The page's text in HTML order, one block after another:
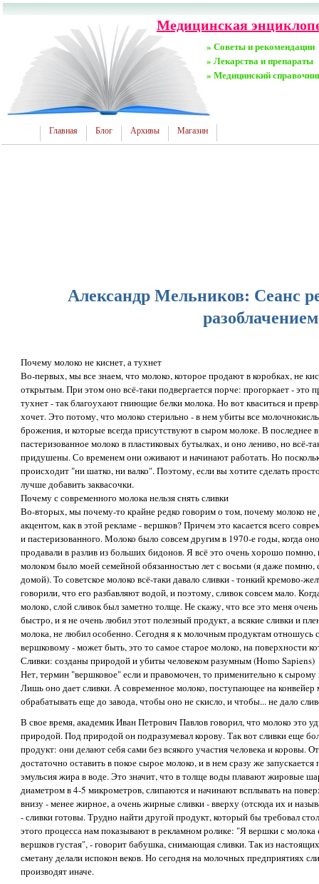
Медицинская
» Советы и рекомендации
» Лекарства и препараты
» Медицинский
Главная Блог Архивы Магазин
Александр Мельников: Сеанс
разоблачением
Почему молоко не киснет, а тухнет
Во-первых, мы все знаем, что молоко, которое продают в коробках, не
открытым. При этом оно всё-таки подвергается порче: прогоркает - это
тухнет - так благоухают гниющие белки молока. Но вот кваситься и
хочет. Это потому, что молоко стерильно - в нем убиты все
брожения, и которые всегда присутствуют в сыром молоке. В последнее
пастеризованное молоко в пластиковых бутылках, и оно лениво, но всё-
придушены. Со временем они оживают и начинают работать. Но
происходит "ни шатко, ни валко". Поэтому, если вы хотите сделать
лучше добавить заквасочки.
Почему с современного молока нельзя снять сливки
Во-вторых, мы почему-то крайне редко говорим о том, почему молоко не
акцентом, как в этой рекламе - вершков? Причем это касается всего
и пастеризованного. Молоко было совсем другим в 1970-е годы, когда
продавали в разлив из больших бидонов. Я всё это очень хорошо помню,
молоком было моей семейной обязанностью лет с восьми (я даже помню,
домой). То советское молоко всё-таки давало сливки - тонкий кремово-
говорили, что его разбавляют водой, и поэтому, сливок совсем мало.
молоко, слой сливок был заметно толще. Не скажу, что все это меня
быстро, и я не очень любил этот полезный продукт, а всякие сливки и
молока, не любил особенно. Сегодня я к молочным продуктам отношусь
вершковому - может быть, это то самое старое молоко, на поверхности
Сливки: созданы природой и убиты человеком разумным (Homo Sapiens)
Нет, термин "вершковое" если и правомочен, то применительно к
Лишь оно дает сливки. А современное молоко, поступающее на конвейер
обрабатывать еще до завода, чтобы оно не скисло, и чтобы... не дало
В свое время, академик Иван Петрович Павлов говорил, что молоко это
природой. Под природой он подразумевал корову. Так вот сливки еще
продукт: они делают себя сами без всякого участия человека и коровы.
достаточно оставить в покое сырое молоко, и в нем сразу же
эмульсия жира в воде. Это значит, что в толще воды плавают жировые
диаметром в 4-5 микрометров, слипаются и начинают всплывать на
внизу - менее жирное, а очень жирные сливки - вверху (отсюда их и
- сливки готовы. Трудно найти другой продукт, который бы требовал
этого процесса нам показывают в рекламном ролике: "Я вершки с
вершков густая", - говорит бабушка, снимающая сливки. Так из
сметану делали испокон веков. Но сегодня на молочных предприятиях
производят иначе.